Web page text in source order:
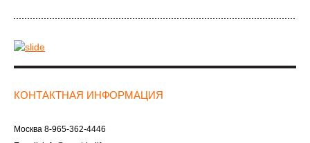
КОНТАКТНАЯ ИНФОРМАЦИЯ
Москва 8-965-362-4446